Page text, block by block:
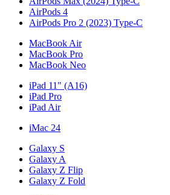
AirPods 4
AirPods Pro 2 (2023) Type-C
MacBook Air
MacBook Pro
MacBook Neo
iPad 11" (A16)
iPad Pro
iPad Air
iMac 24
Galaxy S
Galaxy A
Galaxy Z Flip
Galaxy Z Fold